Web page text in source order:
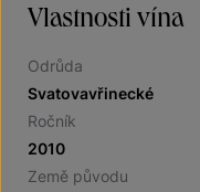
Vlastnosti vína
Odrůda
Svatovavřinecké
Ročník
2010
Země původu